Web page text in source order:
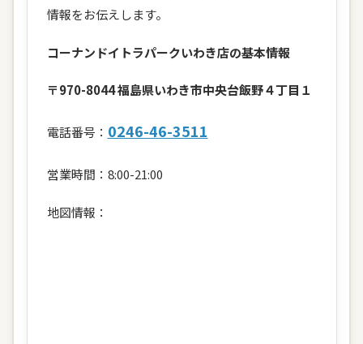
情報をお伝えします。
コーナンドイトラパークいわき店の基本情報
〒970-8044 福島県いわき市中央台飯野４丁目１
電話番号： 0246-46-3511
営業時間：8:00-21:00
地図情報：